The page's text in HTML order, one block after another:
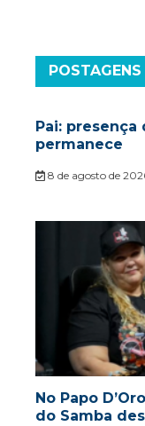
Pai:
permanece
8 de agosto de
No Papo
do Samba